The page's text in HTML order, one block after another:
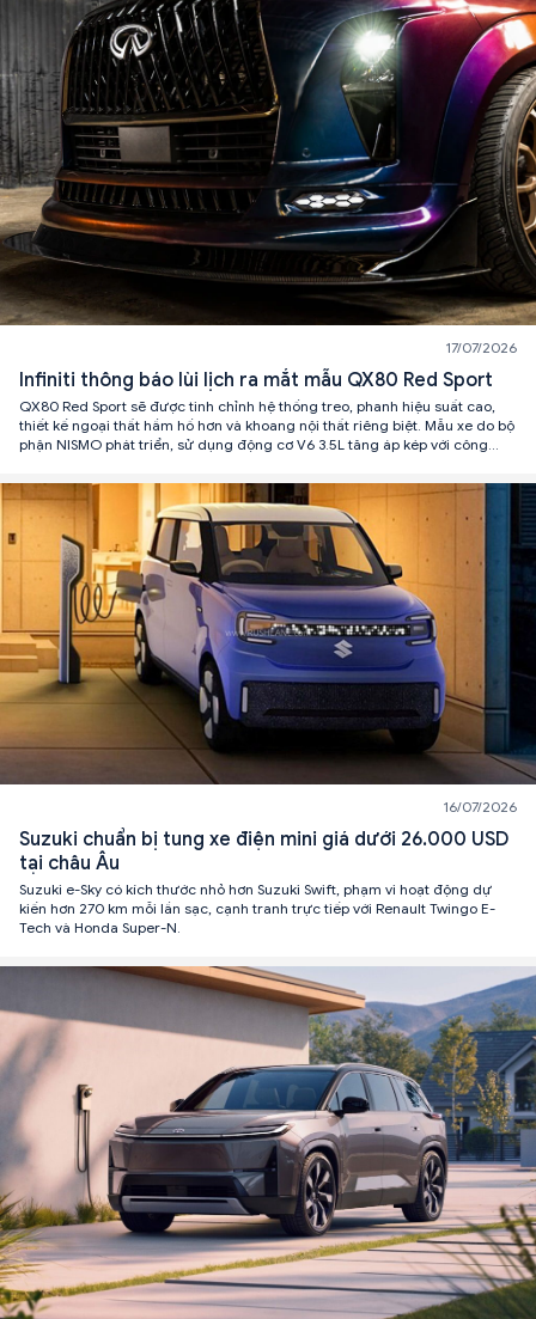
17/07/2026
Infiniti thông báo lùi lịch ra mắt mẫu QX80 Red Sport
QX80 Red Sport sẽ được tinh chỉnh hệ thống treo, phanh hiệu suất cao,
thiết kế ngoại thất hầm hố hơn và khoang nội thất riêng biệt. Mẫu xe do bộ
phận NISMO phát triển, sử dụng động cơ V6 3.5L tăng áp kép với công
dưới 5 giây.
16/07/2026
Suzuki chuẩn bị tung xe điện mini giá dưới 26.000 USD
tại châu Âu
Suzuki e-Sky có kích thước nhỏ hơn Suzuki Swift, phạm vi hoạt động dự
kiến hơn 270 km mỗi lần sạc, cạnh tranh trực tiếp với Renault Twingo E-
Tech và Honda Super-N.